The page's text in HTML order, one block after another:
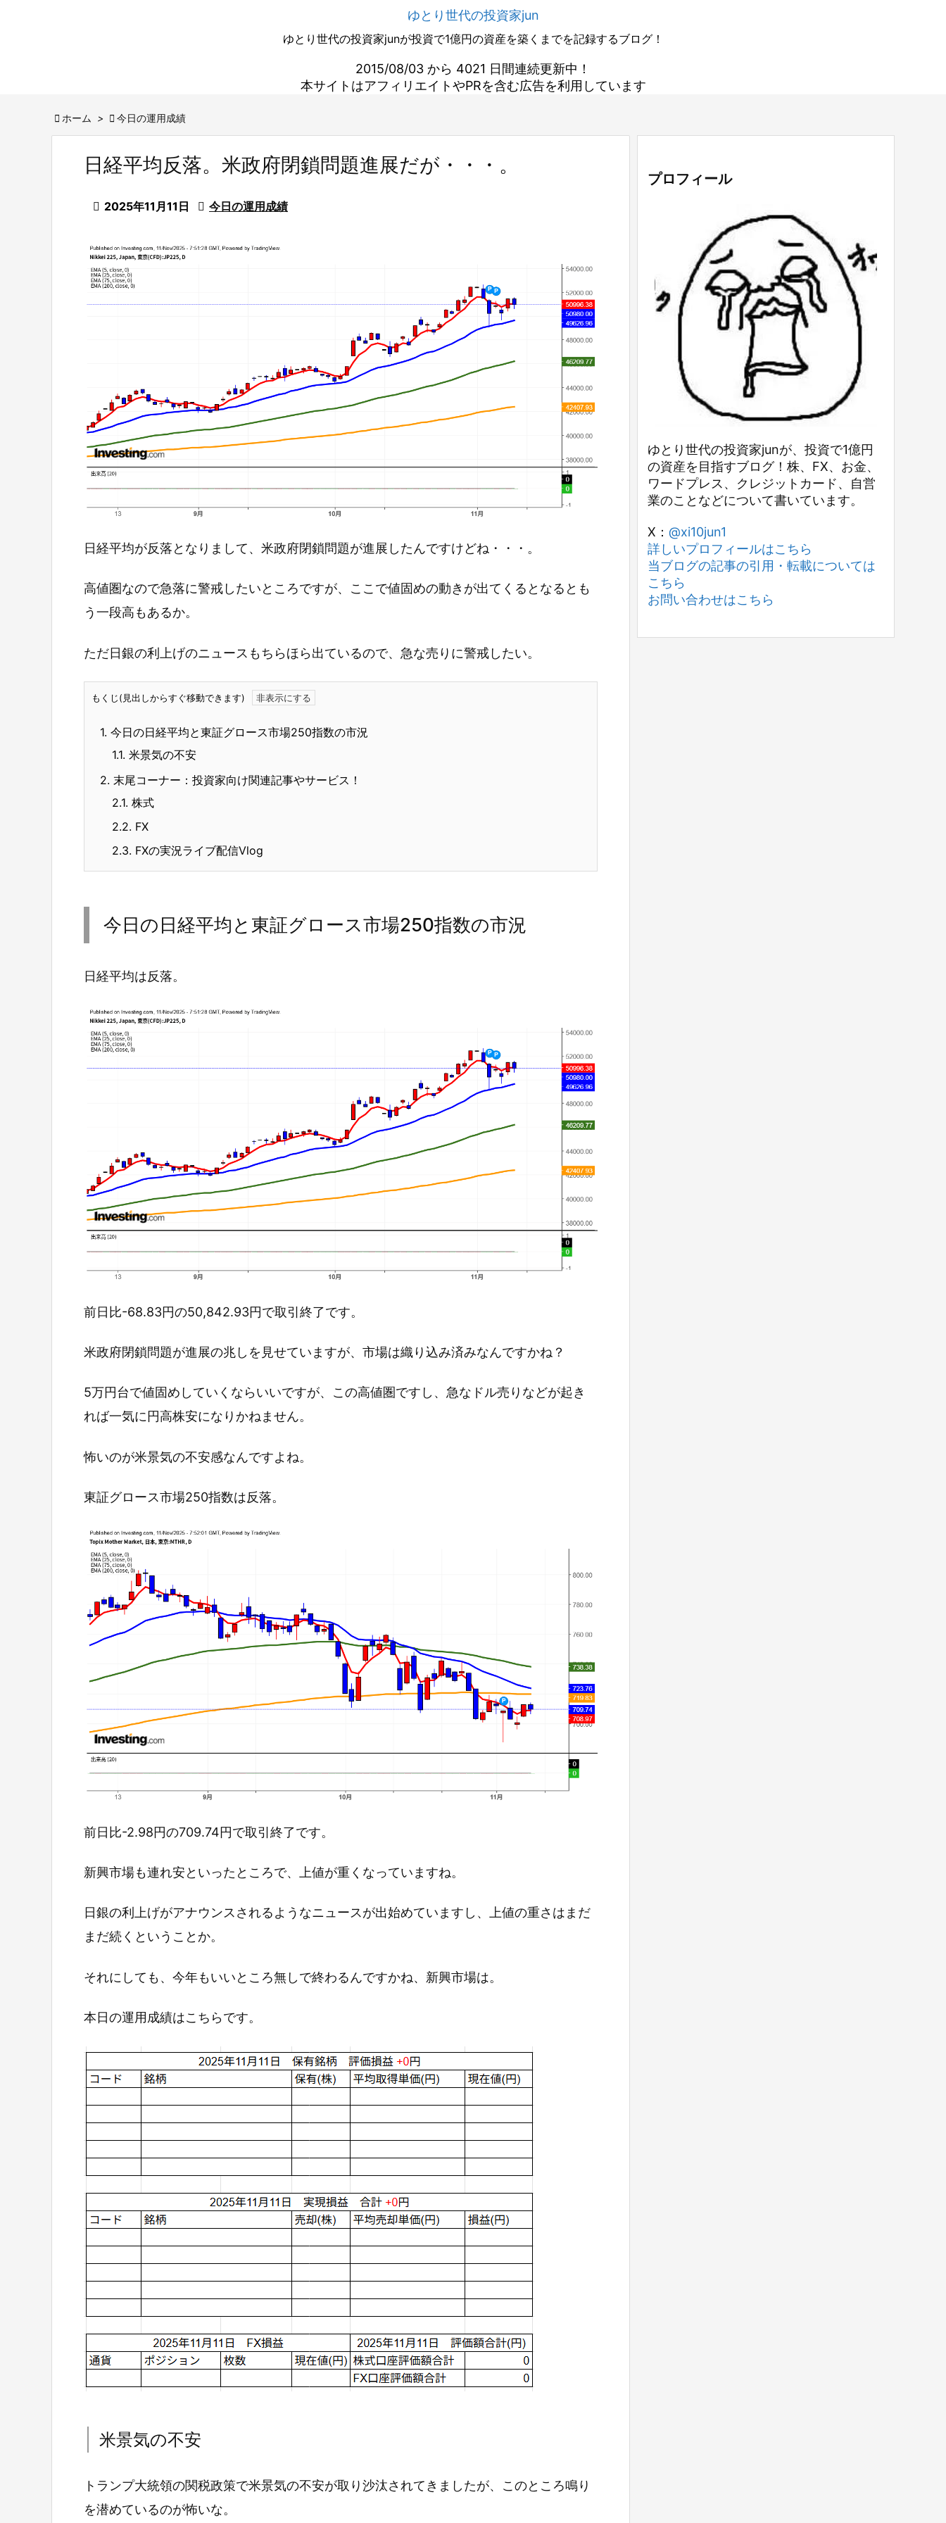
ゆとり世代の投資家jun
ゆとり世代の投資家junが投資で1億円の資産を築くまでを記録するブログ！
2015/08/03 から 4021 日間連続更新中！
本サイトはアフィリエイトやPRを含む広告を利用しています
 ホーム >  今日の運用成績
日経平均反落。米政府閉鎖問題進展だが・・・。
 2025年11月11日  今日の運用成績
日経平均が反落となりまして、米政府閉鎖問題が進展したんですけどね・・・。
高値圏なので急落に警戒したいところですが、ここで値固めの動きが出てくるとなるとも
う一段高もあるか。
ただ日銀の利上げのニュースもちらほら出ているので、急な売りに警戒したい。
もくじ(見出しからすぐ移動できます)
1. 今日の日経平均と東証グロース市場250指数の市況
1.1. 米景気の不安
2. 末尾コーナー：投資家向け関連記事やサービス！
2.1. 株式
2.2. FX
2.3. FXの実況ライブ配信Vlog
今日の日経平均と東証グロース市場250指数の市況
日経平均は反落。
前日比-68.83円の50,842.93円で取引終了です。
米政府閉鎖問題が進展の兆しを見せていますが、市場は織り込み済みなんですかね？
5万円台で値固めしていくならいいですが、この高値圏ですし、急なドル売りなどが起き
れば一気に円高株安になりかねません。
怖いのが米景気の不安感なんですよね。
東証グロース市場250指数は反落。
前日比-2.98円の709.74円で取引終了です。
新興市場も連れ安といったところで、上値が重くなっていますね。
日銀の利上げがアナウンスされるようなニュースが出始めていますし、上値の重さはまだ
まだ続くということか。
それにしても、今年もいいところ無しで終わるんですかね、新興市場は。
本日の運用成績はこちらです。
米景気の不安
トランプ大統領の関税政策で米景気の不安が取り沙汰されてきましたが、このところ鳴り
を潜めているのが怖いな。
プロフィール
ゆとり世代の投資家junが、投資で1億円
の資産を目指すブログ！株、FX、お金、
ワードプレス、クレジットカード、自営
業のことなどについて書いています。
X： @xi10jun1
詳しいプロフィールはこちら
当ブログの記事の引用・転載については
こちら
お問い合わせはこちら